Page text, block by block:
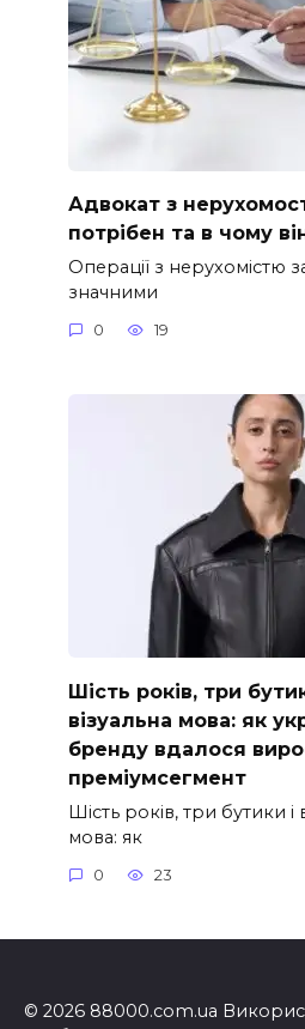
Адвокат з
потрібен та в чому
Операції з нерухомістю
значними
0 19
Шість років, три
візуальна мова: як
бренду вдалося
преміумсегмент
Шість років, три бутики і
мова: як
0 23
© 2026 88000.com.ua